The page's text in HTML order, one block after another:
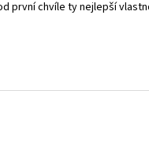
první chvíle ty nejlepší